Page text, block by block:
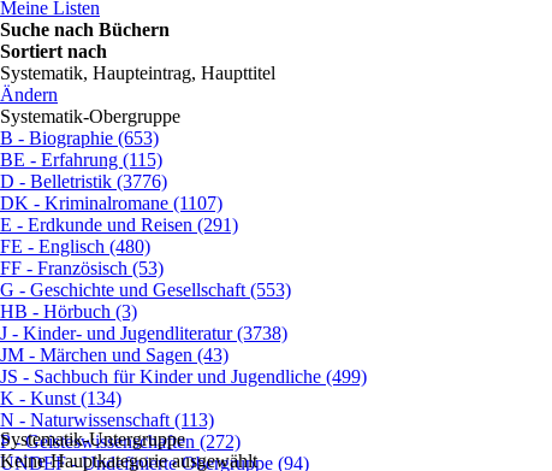
Meine Listen
Suche nach Büchern
Sortiert nach
Systematik, Haupteintrag, Haupttitel
Ändern
Systematik-Obergruppe
B - Biographie (653)
BE - Erfahrung (115)
D - Belletristik (3776)
DK - Kriminalromane (1107)
E - Erdkunde und Reisen (291)
FE - Englisch (480)
FF - Französisch (53)
G - Geschichte und Gesellschaft (553)
HB - Hörbuch (3)
J - Kinder- und Jugendliteratur (3738)
JM - Märchen und Sagen (43)
JS - Sachbuch für Kinder und Jugendliche (499)
K - Kunst (134)
N - Naturwissenschaft (113)
P - Geisteswissenschaften (272)
UNDEF - Undefinierte Obergruppe (94)
Systematik-Untergruppe
Keine Hauptkategorie ausgewählt